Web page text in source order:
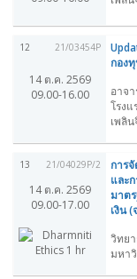
12 21/03454P
14 ต.ค. 2569
09.00-16.00
กอง
อาจ
โรง
เพลิ
13 21/04029P/2
14 ต.ค. 2569
09.00-17.00
การ
และ
มาต
เงิน
วิทย
มหา